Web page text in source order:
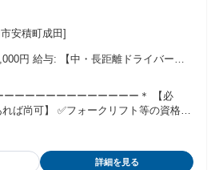
「職場でアジャスターが損害調査を
ターは頭脳プレー。 今後、歳を重ねて
安積町成田]
長距離ドライバー：
【地場・近県ドライバ
以上可】 ※昇給あり ／ 新
やすくなりました！ ＼ ✨年収例
当 ②経
＊ーーーーーーーーーー
詳細を見る